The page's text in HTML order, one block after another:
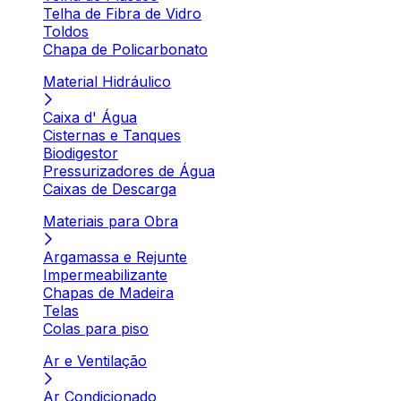
Telha de Fibra de Vidro
Toldos
Chapa de Policarbonato
Material Hidráulico
Caixa d' Água
Cisternas e Tanques
Biodigestor
Pressurizadores de Água
Caixas de Descarga
Materiais para Obra
Argamassa e Rejunte
Impermeabilizante
Chapas de Madeira
Telas
Colas para piso
Ar e Ventilação
Ar Condicionado